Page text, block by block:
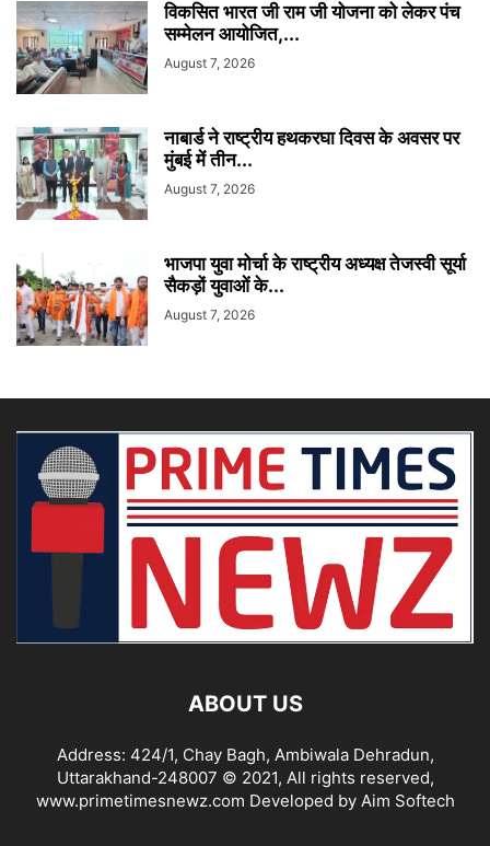
विकसित भारत जी राम जी योजना को लेकर पंच
सम्मेलन आयोजित,...
August 7, 2026
नाबार्ड ने राष्ट्रीय हथकरघा दिवस के अवसर पर
मुंबई में तीन...
August 7, 2026
भाजपा युवा मोर्चा के राष्ट्रीय अध्यक्ष तेजस्वी सूर्या
सैकड़ों युवाओं के...
August 7, 2026
ABOUT US
Address: 424/1, Chay Bagh, Ambiwala Dehradun,
Uttarakhand-248007 © 2021, All rights reserved,
www.primetimesnewz.com Developed by Aim Softech